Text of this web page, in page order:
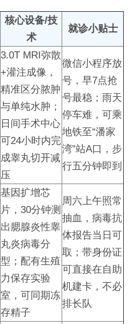
核心设备/技
术
就诊小贴士
3.0T MRI弥散
+灌注成像，
精准区分脓肿
与单纯水肿；
日间手术中心
可24小时内完
成睾丸切开减
压
微信小程序放
号，早7点抢
号最稳；雨天
停车难，可乘
地铁至“潘家
湾”站A口，步
行五分钟即到
基因扩增芯
片，30分钟测
出腮腺炎性睾
丸炎病毒分
型；配有生殖
力保存实验
室，可同期冻
存精子
周六上午照常
抽血，病毒抗
体报告当日可
取；带身份证
可直接在自助
机建卡，不必
排长队